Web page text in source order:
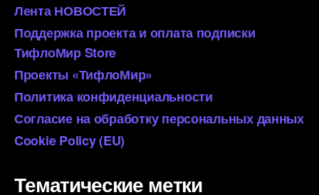
Лента НОВОСТЕЙ
Поддержка проекта и оплата подписки
ТифлоМир Store
Проекты «ТифлоМир»
Политика конфиденциальности
Согласие на обработку персональных данных
Cookie Policy (EU)
Тематические метки